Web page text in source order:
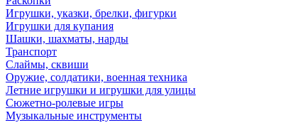
Игрушки, указки, брелки, фигурки
Игрушки для купания
Шашки, шахматы, нарды
Транспорт
Слаймы, сквиши
Оружие, солдатики, военная техника
Летние игрушки и игрушки для улицы
Сюжетно-ролевые игры
Музыкальные инструменты